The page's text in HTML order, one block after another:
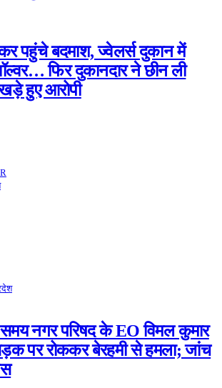
पहुंचे बदमाश, ज्वेलर्स दुकान में
फिर दुकानदार ने छीन ली
हुए आरोपी
नगर परिषद के EO विमल कुमार
पर रोककर बेरहमी से हमला; जांच